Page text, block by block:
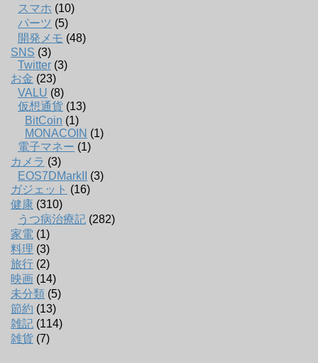
スマホ (10)
パーツ (5)
開発メモ (48)
SNS (3)
Twitter (3)
お金 (23)
VALU (8)
仮想通貨 (13)
BitCoin (1)
MONACOIN (1)
電子マネー (1)
カメラ (3)
EOS7DMarkII
(3)
ガジェット (16)
健康 (310)
うつ病治療記 (282)
家電 (1)
料理 (3)
旅行 (2)
映画 (14)
未分類 (5)
節約 (13)
雑記 (114)
雑貨 (7)